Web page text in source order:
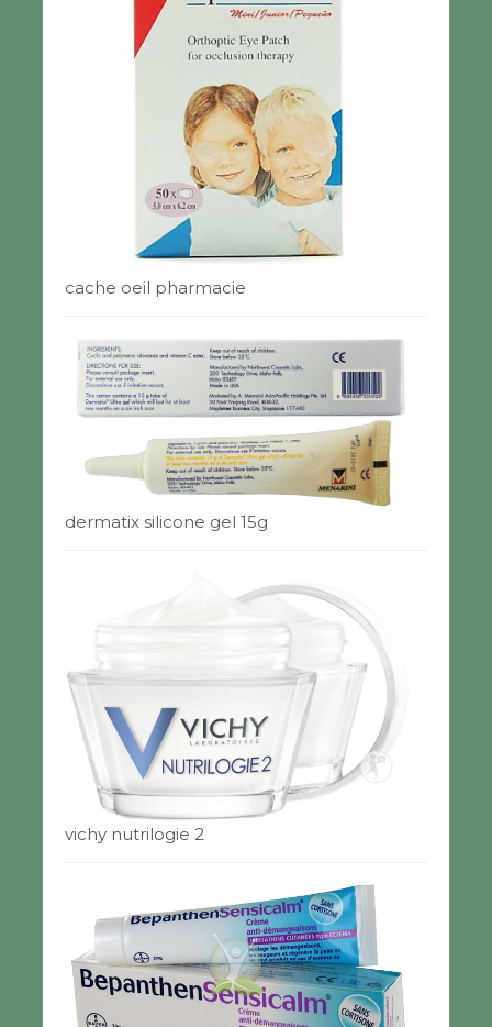
cache oeil pharmacie
dermatix silicone gel 15g
vichy nutrilogie 2